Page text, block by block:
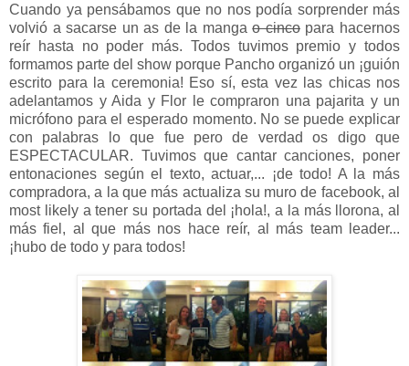
Cuando ya pensábamos que no nos podía sorprender más
volvió a sacarse un as de la mangao cincopara hacernos
reír hasta no poder más. Todos tuvimos premio y todos
formamos parte del show porque Pancho organizó un ¡guión
escrito para la ceremonia! Eso sí, esta vez las chicas nos
adelantamos y Aida y Flor le compraron una pajarita y un
micrófono para el esperado momento. No se puede explicar
con palabras lo que fue pero de verdad os digo que
ESPECTACULAR. Tuvimos que cantar canciones, poner
entonaciones según el texto, actuar,... ¡de todo! A la más
compradora, a la que más actualiza su muro de facebook, al
most likely a tener su portada del ¡hola!, a la más llorona, al
más fiel, al que más nos hace reír, al más team leader...
¡hubo de todo y para todos!